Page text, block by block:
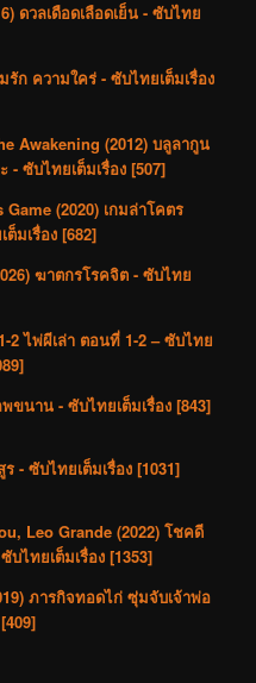
ดวลเดือดเลือดเย็น - ซับไทย
รัก ความใคร่ - ซับไทยเต็มเรื่อง
Awakening (2012) บลูลากูน
- ซับไทยเต็มเรื่อง [507]
(2020) เกมล่าโคตร
มเรื่อง [682]
ฆาตกรโรคจิต - ซับไทย
2 ไพ่ผีเล่า ตอนที่ 1-2 – ซับไทย
ขนาน - ซับไทยเต็มเรื่อง [843]
- ซับไทยเต็มเรื่อง [1031]
Leo Grande (2022) โชคดี
ไทยเต็มเรื่อง [1353]
ภารกิจทอดไก่ ซุ่มจับเจ้าพ่อ